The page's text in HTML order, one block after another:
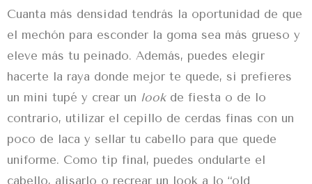
Cuanta más densidad tendrás la oportunidad de que
el mechón para esconder la goma sea más grueso y
eleve más tu peinado. Además, puedes elegir
hacerte la raya donde mejor te quede, si prefieres
un mini tupé y crear un lookde fiesta o de lo
contrario, utilizar el cepillo de cerdas finas con un
poco de laca y sellar tu cabello para que quede
uniforme. Como tip final, puedes ondularte el
cabello, alisarlo o recrear un look a lo “old